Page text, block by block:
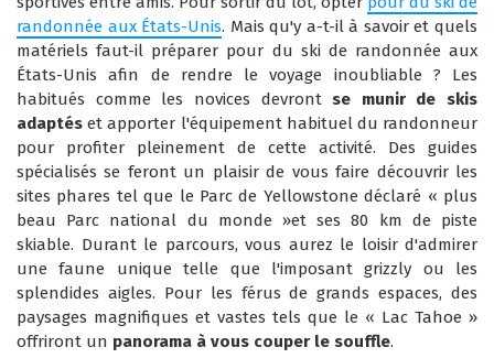
randonnée aux États-Unis. Mais qu'y a-t-il à savoir et quels
matériels faut-il préparer pour du ski de randonnée aux
États-Unis afin de rendre le voyage inoubliable ? Les
habitués comme les novices devrontse munir de skis
adaptés et apporter l'équipement habituel du randonneur
pour profiter pleinement de cette activité. Des guides
spécialisés se feront un plaisir de vous faire découvrir les
sites phares tel que le Parc de Yellowstone déclaré « plus
beau Parc national du monde »et ses 80 km de piste
skiable. Durant le parcours, vous aurez le loisir d'admirer
une faune unique telle que l'imposant grizzly ou les
splendides aigles. Pour les férus de grands espaces, des
paysages magnifiques et vastes tels que le « Lac Tahoe »
offriront un panorama à vous couper le souffle.